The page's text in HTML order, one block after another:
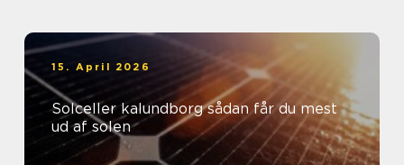
15. April 2026
Solceller kalundborg sådan får du mest
ud af solen